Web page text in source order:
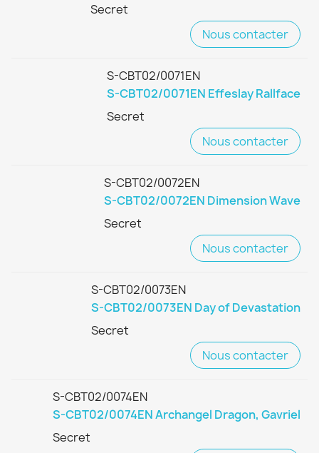
Secret
Nous contacter
S-CBT02/0071EN
S-CBT02/0071EN Effeslay Rallface
Secret
Nous contacter
S-CBT02/0072EN
S-CBT02/0072EN Dimension Wave
Secret
Nous contacter
S-CBT02/0073EN
S-CBT02/0073EN Day of Devastation
Secret
Nous contacter
S-CBT02/0074EN
S-CBT02/0074EN Archangel Dragon, Gavriel
Secret